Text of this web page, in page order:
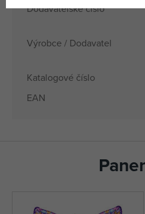
Dodavatelské číslo
Výrobce / Dodavatel
Katalogové číslo
EAN